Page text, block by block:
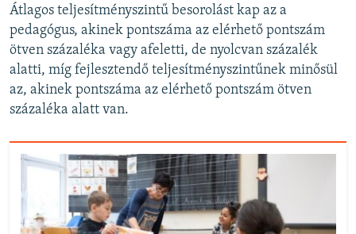
Átlagos teljesítményszintű besorolást kap az a
pedagógus, akinek pontszáma az elérhető pontszám
ötven százaléka vagy afeletti, de nyolcvan százalék
alatti, míg fejlesztendő teljesítményszintűnek minősül
az, akinek pontszáma az elérhető pontszám ötven
százaléka alatt van.